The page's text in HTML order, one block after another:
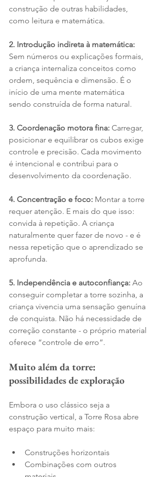
construção de outras habilidades,
como leitura e matemática.
2. Introdução indireta à matemática:
Sem números ou explicações formais,
a criança internaliza conceitos como
ordem, sequência e dimensão. É o
início de uma mente matemática
sendo construída de forma natural.
3. Coordenação motora fina: Carregar,
posicionar e equilibrar os cubos exige
controle e precisão. Cada movimento
é intencional e contribui para o
desenvolvimento da coordenação.
4. Concentração e foco: Montar a torre
requer atenção. E mais do que isso:
convida à repetição. A criança
naturalmente quer fazer de novo - e é
nessa repetição que o aprendizado se
aprofunda.
5. Independência e autoconfiança: Ao
conseguir completar a torre sozinha, a
criança vivencia uma sensação genuína
de conquista. Não há necessidade de
correção constante - o próprio material
oferece “controle de erro”.
Muito além da torre:
possibilidades de exploração
Embora o uso clássico seja a
construção vertical, a Torre Rosa abre
espaço para muito mais:
Construções horizontais
Combinações com outros